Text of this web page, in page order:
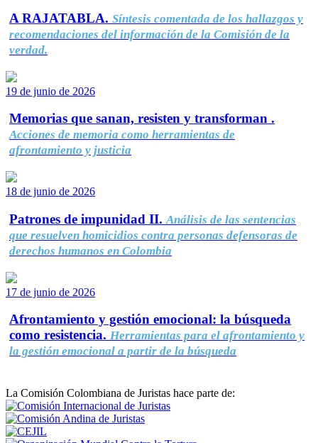
A RAJATABLA. Síntesis comentada de los hallazgos y
recomendaciones del información de la Comisión de la
verdad.
19 de junio de 2026
Memorias que sanan, resisten y transforman .
Acciones de memoria como herramientas de
afrontamiento y justicia
18 de junio de 2026
Patrones de impunidad II. Análisis de las sentencias
que resuelven homicidios contra personas defensoras de
derechos humanos en Colombia
17 de junio de 2026
Afrontamiento y gestión emocional: la búsqueda
como resistencia. Herramientas para el afrontamiento y
la gestión emocional a partir de la búsqueda
La Comisión Colombiana de Juristas hace parte de: